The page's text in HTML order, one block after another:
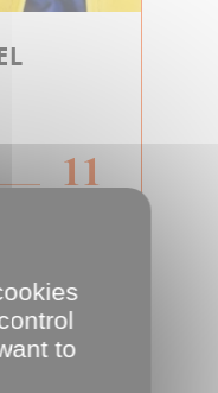
11
to